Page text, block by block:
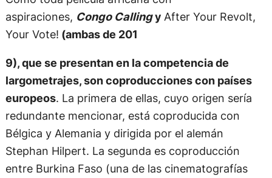
aspiraciones, Congo Callingy After Your Revolt,
Your Vote! (ambas de 201
9), que se presentan en la competencia de
largometrajes, son coproducciones con países
europeos. La primera de ellas, cuyo origen sería
redundante mencionar, está coproducida con
Bélgica y Alemania y dirigida por el alemán
Stephan Hilpert. La segunda es coproducción
entre Burkina Faso (una de las cinematografías